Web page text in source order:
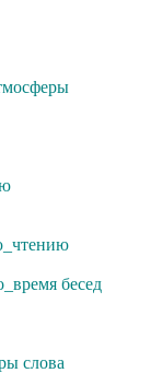
бесед
слова